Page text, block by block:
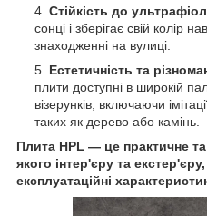
Стійкість до
сонці і зберігає свій колір
знаходженні на вулиці.
Естетичність та
плити доступні в широкій
візерунків, включаючи
таких як дерево або камінь.
Плита HPL — це практичне
якого інтер'єру та
експлуатаційні